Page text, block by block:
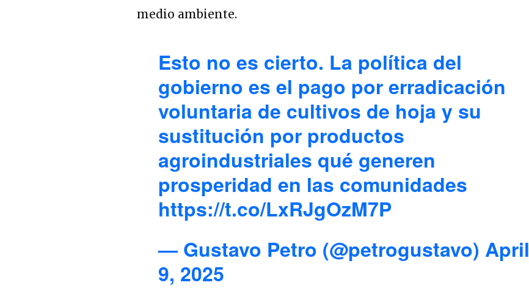
medio ambiente.
Esto no es cierto. La política del
gobierno es el pago por erradicación
voluntaria de cultivos de hoja y su
sustitución por productos
agroindustriales qué generen
prosperidad en las comunidades
https://t.co/LxRJgOzM7P
— Gustavo Petro (@petrogustavo) April
9, 2025